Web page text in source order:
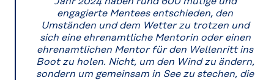
engagierte Mentees entschieden, den
Umständen und dem Wetter zu trotzen und
sich eine ehrenamtliche Mentorin oder einen
ehrenamtlichen Mentor für den Wellenritt ins
Boot zu holen. Nicht, um den Wind zu ändern,
sondern um gemeinsam in See zu stechen, die